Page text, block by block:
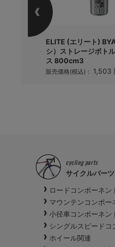
ELITE (エリート)
シ）ストレージボト
ス 800cm3
販売価格(税込)： 1,503
cycling parts
サイクルパーツ
ロードコンポーネン
マウンテンコンポー
小径車コンポーネン
シングルスピードコ
ホイール関連